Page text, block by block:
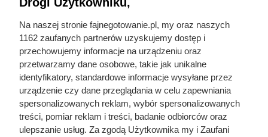
Na naszej stronie fajnegotowanie.pl, my oraz naszych
1162 zaufanych partnerów uzyskujemy dostęp i
przechowujemy informacje na urządzeniu oraz
przetwarzamy dane osobowe, takie jak unikalne
identyfikatory, standardowe informacje wysyłane przez
urządzenie czy dane przeglądania w celu zapewniania
spersonalizowanych reklam, wybór spersonalizowanych
treści, pomiar reklam i treści, badanie odbiorców oraz
ulepszanie usług. Za zgodą Użytkownika my i Zaufani